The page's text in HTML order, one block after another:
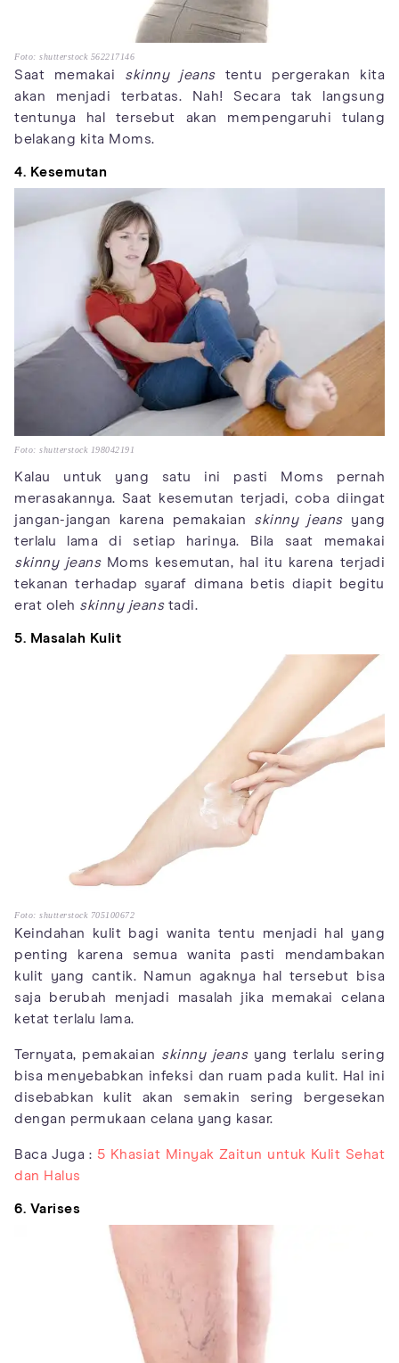
Foto: shutterstock 562217146
Saat memakai skinny jeanstentu pergerakan kita
akan menjadi terbatas. Nah! Secara tak langsung
tentunya hal tersebut akan mempengaruhi tulang
belakang kita Moms.
4. Kesemutan
Foto: shutterstock 198042191
Kalau untuk yang satu ini pasti Moms pernah
merasakannya. Saat kesemutan terjadi, coba diingat
jangan-jangan karena pemakaian skinny jeans yang
terlalu lama di setiap harinya. Bila saat memakai
skinny jeansMoms kesemutan, hal itu karena terjadi
tekanan terhadap syaraf dimana betis diapit begitu
erat oleh skinny jeanstadi.
5. Masalah Kulit
Foto: shutterstock 705100672
Keindahan kulit bagi wanita tentu menjadi hal yang
penting karena semua wanita pasti mendambakan
kulit yang cantik. Namun agaknya hal tersebut bisa
saja berubah menjadi masalah jika memakai celana
ketat terlalu lama.
Ternyata, pemakaian skinny jeansyang terlalu sering
bisa menyebabkan infeksi dan ruam pada kulit. Hal ini
disebabkan kulit akan semakin sering bergesekan
dengan permukaan celana yang kasar.
Baca Juga : 5 Khasiat Minyak Zaitun untuk Kulit Sehat
dan Halus
6. Varises